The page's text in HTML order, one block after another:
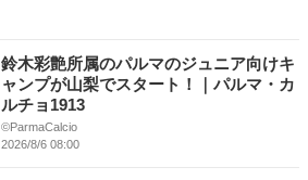
鈴木彩艶所属のパルマのジュニア向けキ
ャンプが山梨でスタート！｜パルマ・カ
ルチョ1913
©️ParmaCalcio
2026/8/6 08:00